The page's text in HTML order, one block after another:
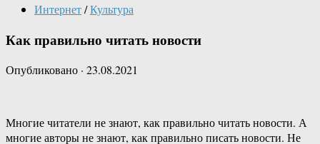
Интернет/Культура
Как правильно читать новости
Опубликовано · 23.08.2021
Многие читатели не знают, как правильно читать новости. А
многие авторы не знают, как правильно писать новости. Не